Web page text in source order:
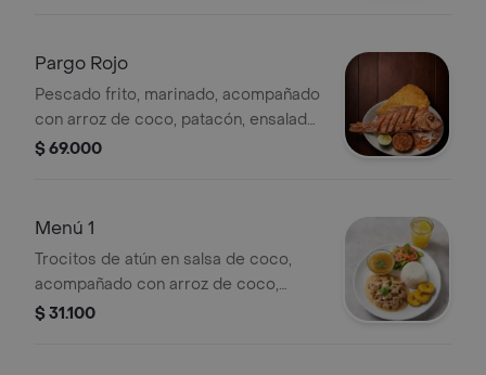
cilantro.
Pargo Rojo
Pescado frito, marinado, acompañado
con arroz de coco, patacón, ensalada
con zanahoria, lechuga, tomate,
$ 69.000
Menú 1
Trocitos de atún en salsa de coco,
acompañado con arroz de coco,
patacón, consomé de pescado,
$ 31.100